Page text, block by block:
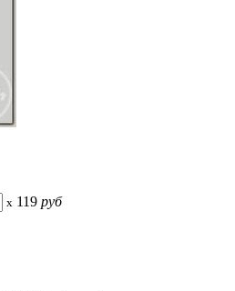
x 119 руб